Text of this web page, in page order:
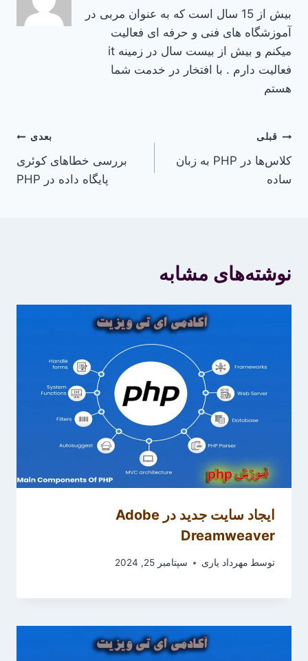
بیش از 15 سال است که به عنوان مربی در
آموزشگاه های فنی و حرفه ای فعالیت
میکنم و بیش از بیست سال در زمینه it
فعالیت دارم . با افتخار در خدمت شما
هستم
راهبری
نوشته
قبلی
کلاس‌ها در PHP به زبان
ساده
بعدی
بررسی خطاهای کوئری‌
پایگاه داده در PHP
نوشته‌های مشابه
ایجاد سایت جدید در Adobe
Dreamweaver
توسط مهرداد یاری سپتامبر 25, 2024